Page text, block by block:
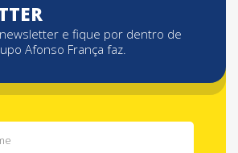
e fique por dentro de
Afonso França faz.